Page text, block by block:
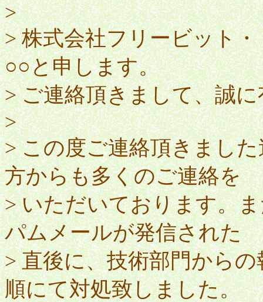
>
> 株式会社フリービット
○○と申します。
> ご連絡頂きまして、誠
>
> この度ご連絡頂きまし
方からも多くのご連絡を
> いただいております。
パムメールが発信された
> 直後に、技術部門から
順にて対処致しました。